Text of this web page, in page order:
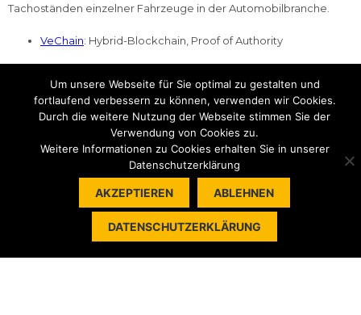
Tachoständen einzelner Fahrzeuge in der Automobilbranche.
VeChain: Hybrid-Blockchain, Proof of Authority
Zertifikate
Die Blockchain ist geradezu prädestiniert für die Speicherung
fälschungssicherer Zertifikate, Urkunden und Identitäten
(Personalien, Führerscheine, …).
: öffentliche Blockchain auf Etherium ERC20. Noch
Proof of Work, künftig Proof of Stake.
: öffentliche Blockchain, Proof of Transfer
Pharmaindustrie
Um unsere Webseite für Sie optimal zu gestalten und
fortlaufend verbessern zu können, verwenden wir Cookies.
Durch die weitere Nutzung der Webseite stimmen Sie der
Verwendung von Cookies zu.
Weitere Informationen zu Cookies erhalten Sie in unserer
Datenschutzerklärung
AKZEPTIEREN ABLEHNEN
DATENSCHUTZERKLÄRUNG